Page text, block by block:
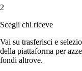
2
Scegli chi riceve
Vai su trasferisci e
della piattaforma per
fondi altrove.